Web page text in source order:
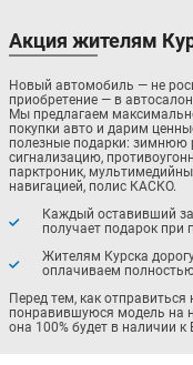
Акция жителям
Новый автомобиль — не
приобретение — в
Мы предлагаем
покупки авто и дарим
полезные подарки: зимнюю
сигнализацию,
парктроник,
навигацией, полис КАСКО.
Каждый оставивший
получает подарок при
Жителям Курска
оплачиваем
Перед тем, как отправиться
понравившуюся модель на
она 100% будет в наличии к